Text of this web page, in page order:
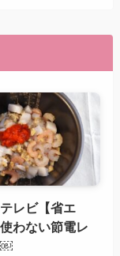
レビ【省エ
わない節電レ
￼